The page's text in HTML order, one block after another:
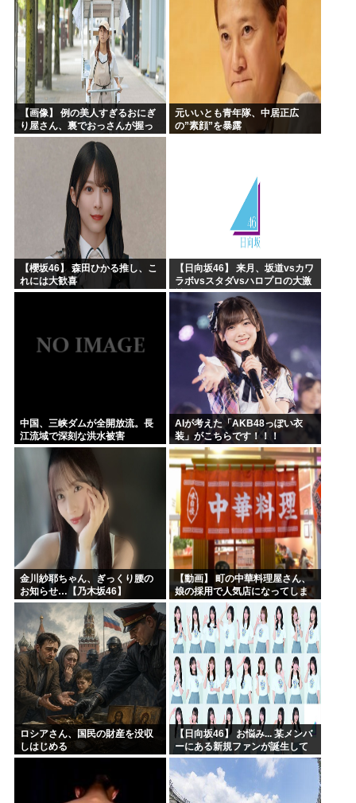
【画像】 例の美人すぎるおにぎ
り屋さん、裏でおっさんが握っ
ていたｗｗｗｗｗｗｗｗｗｗｗ
元いいとも青年隊、中居正広
の”素顔”を暴露
【櫻坂46】 森田ひかる推し、こ
れには大歓喜
【日向坂46】 来月、坂道vsカワ
ラボvsスタダvsハロプロの大激
戦
中国、三峡ダムが全開放流。長
江流域で深刻な洪水被害
AIが考えた「AKB48っぽい衣
装」がこちらです！！！
金川紗耶ちゃん、ぎっくり腰の
お知らせ…【乃木坂46】
【動画】 町の中華料理屋さん、
娘の採用で人気店になってしま
う
ロシアさん、国民の財産を没収
しはじめる
【日向坂46】 お悩み... 某メンバ
ーにある新規ファンが誕生して
いた